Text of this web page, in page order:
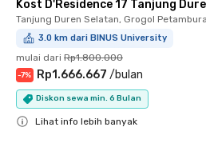
Kost D'Residence 17 Tanjung
Tanjung Duren Selatan, Grogol
3.0 km dari BINUS University
mulai dari Rp1.800.000
-7% Rp1.666.667 /bulan
Diskon sewa min. 6 Bulan
Lihat info lebih banyak